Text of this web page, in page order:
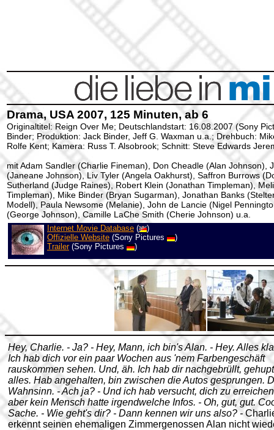
Drama, USA 2007, 125 Minuten, ab 6
Originaltitel: Reign Over Me; Deutschlandstart: 16.08.2007 (Sony
Binder; Produktion: Jack Binder, Jeff G. Waxman u.a.; Drehbuch:
Rolfe Kent; Kamera: Russ T. Alsobrook; Schnitt: Steve Edwards
mit Adam Sandler (Charlie Fineman), Don Cheadle (Alan Johnson),
(Janeane Johnson), Liv Tyler (Angela Oakhurst), Saffron Burrows
Sutherland (Judge Raines), Robert Klein (Jonathan Timpleman),
Timpleman), Mike Binder (Bryan Sugarman), Jonathan Banks
Modell), Paula Newsome (Melanie), John de Lancie (Nigel
(George Johnson), Camille LaChe Smith (Cherie Johnson) u.a.
Internet Movie Database (
)
Offizielle Website (Sony Pictures
)
Trailer(Sony Pictures )
Hey, Charlie. - Ja? - Hey, Mann, ich bin's Alan. - Hey. Alles
Ich hab dich vor ein paar Wochen aus 'nem Farbengeschäft
rauskommen sehen. Und, äh. Ich hab dir nachgebrüllt,
alles. Hab angehalten, bin zwischen die Autos gesprungen.
Wahnsinn. - Ach ja? - Und ich hab versucht, dich zu
aber kein Mensch hatte irgendwelche Infos. - Oh, gut, gut.
Sache. - Wie geht's dir? - Dann kennen wir uns also? -
erkennt seinen ehemaligen Zimmergenossen Alan nicht